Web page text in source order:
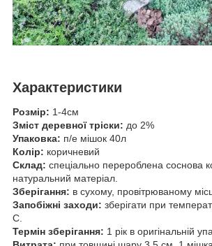
Характеристики
Розмір: 1-4см
Зміст деревної тріски: до 2%
Упаковка: п/е мішок 40л
Колір: коричневий
Склад: спеціально перероблена соснова
натуральний матеріал.
Зберігання: в сухому, провітрюваному
Запобіжні заходи: зберігати при
С.
Термін зберігання: 1 рік в оригінальній